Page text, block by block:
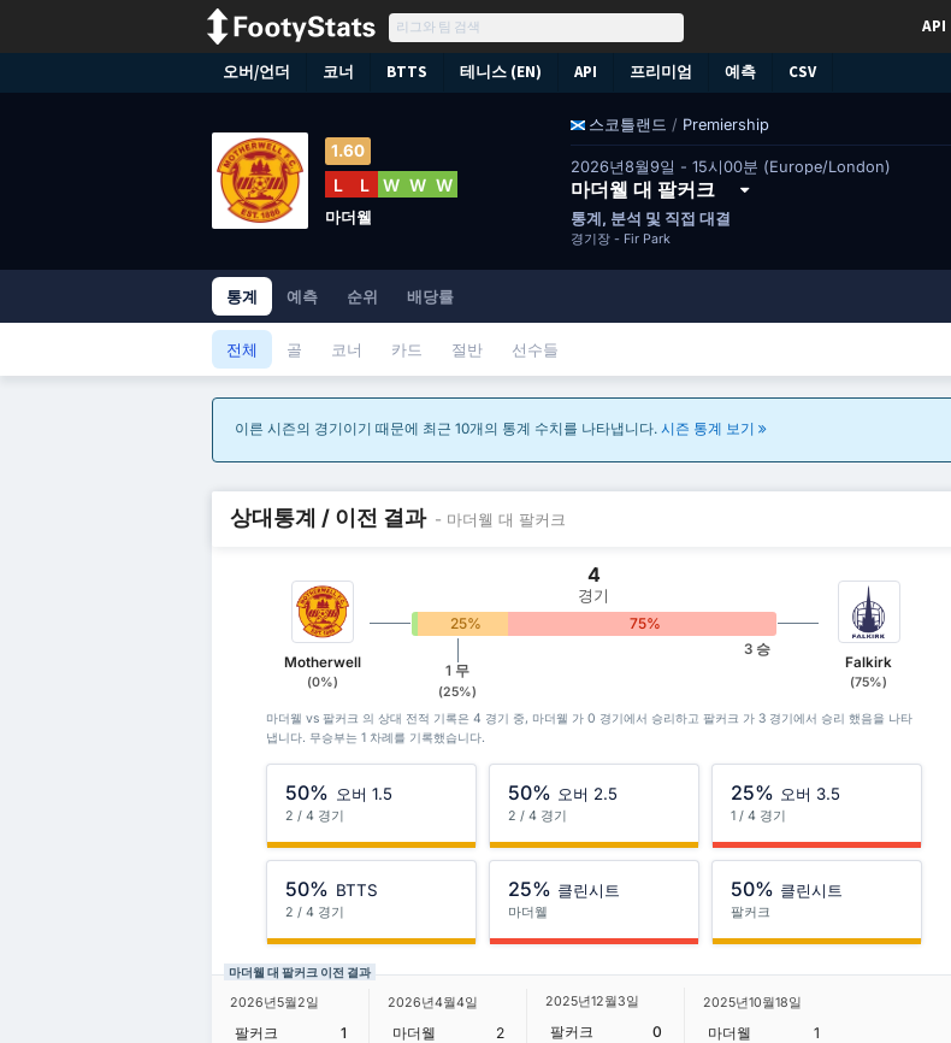
API
오버/언더 코너 BTTS 테니스 (EN) API 프리미엄 예측 CSV
스코틀랜드 / Premiership
2026년8월9일 - 15시00분 (Europe/London)
마더웰 대 팔커크
통계, 분석 및 직접 대결
경기장 - Fir Park
1.60
L L W W W
마더웰
통계 예측 순위 배당률
전체 골 코너 카드 절반 선수들
이른 시즌의 경기이기 때문에 최근 10개의 통계 수치를 나타냅니다. 시즌 통계 보기
상대통계 / 이전 결과 - 마더웰 대 팔커크
Motherwell
(0%)
4
경기
25% 75%
1 무
(25%)
3 승
Falkirk
(75%)
마더웰 vs 팔커크 의 상대 전적 기록은 4 경기 중, 마더웰 가 0 경기에서 승리하고 팔커크 가 3 경기에서 승리 했음을 나타
냅니다. 무승부는 1 차례를 기록했습니다.
50% 오버 1.5
2 / 4 경기
50% 오버 2.5
2 / 4 경기
25% 오버 3.5
1 / 4 경기
50% BTTS
2 / 4 경기
25% 클린시트
마더웰
50% 클린시트
팔커크
마더웰 대 팔커크 이전 결과
2026년5월2일
팔커크
1
2026년4월4일
마더웰
2
2025년12월3일
팔커크
0
2025년10월18일
마더웰
1